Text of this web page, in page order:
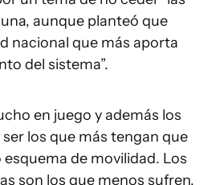
aunque planteó que
nacional que más aporta
del sistema”.
en juego y además los
los que más tengan que
de movilidad. Los
son los que menos sufren,